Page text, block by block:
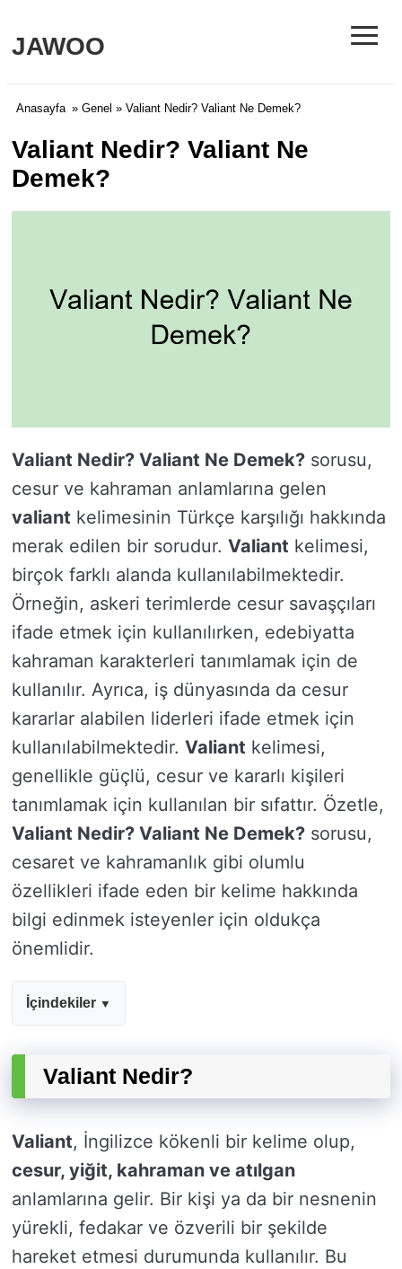
JAWOO ≡
Anasayfa » Genel » Valiant Nedir? Valiant Ne Demek?
Valiant Nedir? Valiant Ne
Demek?
Valiant Nedir? Valiant Ne Demek? sorusu,
cesur ve kahraman anlamlarına gelen
valiant kelimesinin Türkçe karşılığı hakkında
merak edilen bir sorudur. Valiant kelimesi,
birçok farklı alanda kullanılabilmektedir.
Örneğin, askeri terimlerde cesur savaşçıları
ifade etmek için kullanılırken, edebiyatta
kahraman karakterleri tanımlamak için de
kullanılır. Ayrıca, iş dünyasında da cesur
kararlar alabilen liderleri ifade etmek için
kullanılabilmektedir. Valiant kelimesi,
genellikle güçlü, cesur ve kararlı kişileri
tanımlamak için kullanılan bir sıfattır. Özetle,
Valiant Nedir? Valiant Ne Demek? sorusu,
cesaret ve kahramanlık gibi olumlu
özellikleri ifade eden bir kelime hakkında
bilgi edinmek isteyenler için oldukça
önemlidir.
İçindekiler
Valiant Nedir?
Valiant, İngilizce kökenli bir kelime olup,
cesur, yiğit, kahraman ve atılgan
anlamlarına gelir. Bir kişi ya da bir nesnenin
yürekli, fedakar ve özverili bir şekilde
hareket etmesi durumunda kullanılır. Bu